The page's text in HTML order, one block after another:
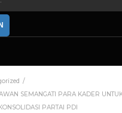
SEMANGATI PARA KADER
PARTAI PDI